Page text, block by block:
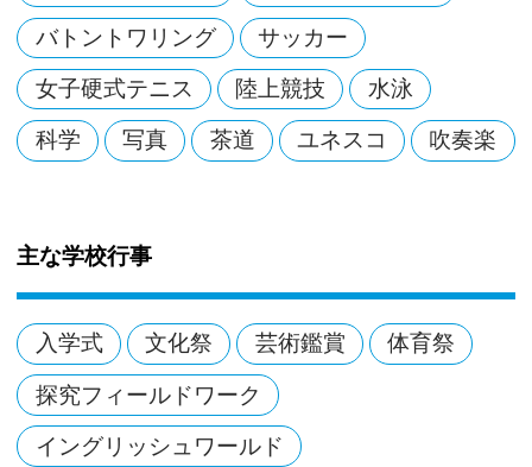
バトントワリング サッカー
女子硬式テニス 陸上競技 水泳
科学 写真 茶道 ユネスコ 吹奏楽
主な学校行事
入学式 文化祭 芸術鑑賞 体育祭
探究フィールドワーク
イングリッシュワールド